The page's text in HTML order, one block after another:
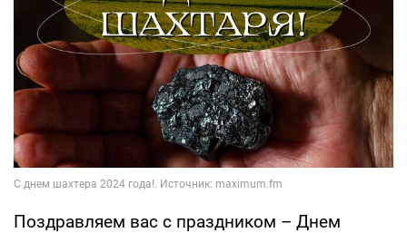
Поздравляем вас с праздником – Днем